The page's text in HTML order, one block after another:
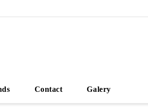
Contact Galery